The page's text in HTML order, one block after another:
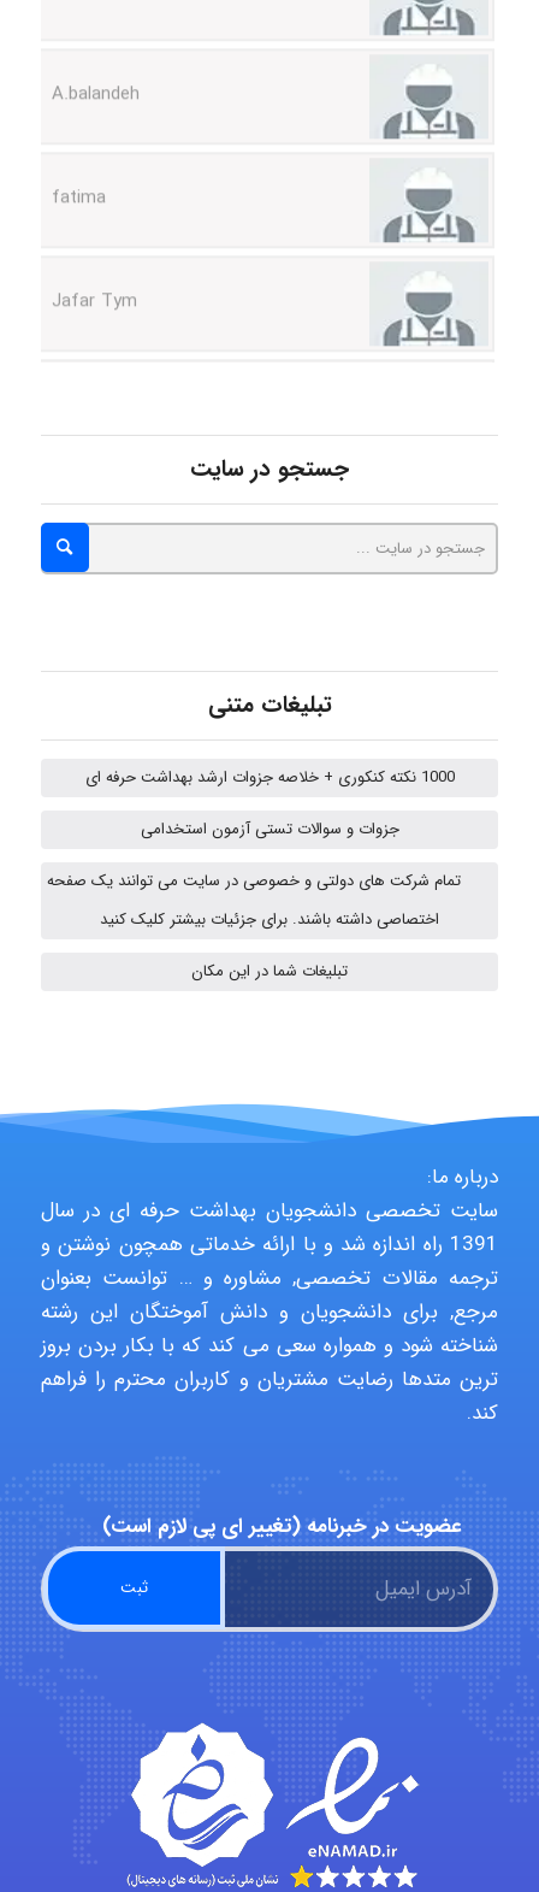
Alirez0990
hosein abdolvand
emami
fatima
Jafar Tym
aghajari vahid
Poubakhtiari
Alirez0990
hosein abdolvand
Kati
جستجو در سایت
تبلیغات متنی
1000 نکته کنکوری + خلاصه جزوات ارشد بهداشت حرفه ای
جزوات و سوالات تستی آزمون استخدامی
تمام شرکت های دولتی و خصوصی در سایت می توانند یک صفحه
اختصاصی داشته باشند. برای جزئیات بیشتر کلیک کنید
تبلیغات شما در این مکان
درباره ما:
سایت تخصصی دانشجویان بهداشت حرفه ای در سال
1391 راه اندازه شد و با ارائه خدماتی همچون نوشتن و
ترجمه مقالات تخصصی, مشاوره و … توانست بعنوان
مرجع, برای دانشجویان و دانش آموختگان این رشته
شناخته شود و همواره سعی می کند که با بکار بردن بروز
ترین متدها رضایت مشتریان و کاربران محترم را فراهم
کند.
عضویت در خبرنامه (تغییر ای پی لازم است)